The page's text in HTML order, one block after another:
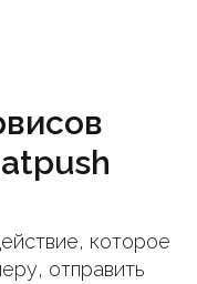
которое
отправить